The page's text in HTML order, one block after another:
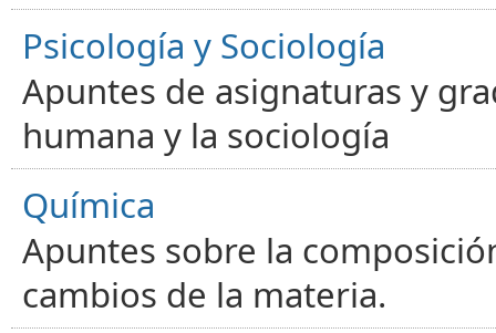
Psicología y Sociología
Apuntes de asignaturas y
humana y la sociología
Química
Apuntes sobre la
cambios de la materia.